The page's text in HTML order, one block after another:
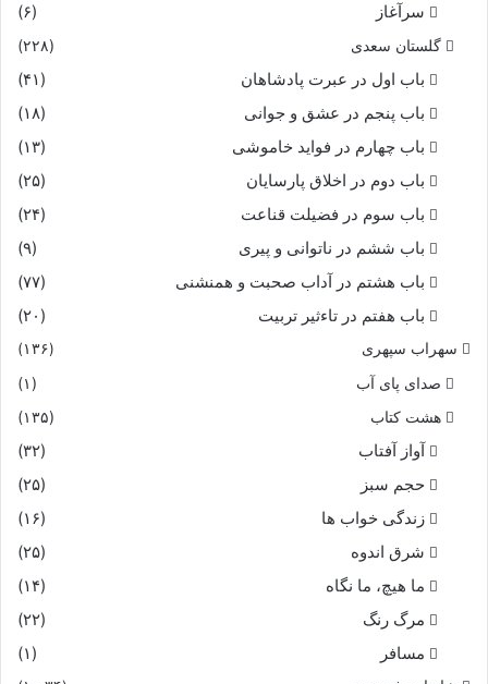
سرآغاز (۶)
گلستان سعدی (۲۲۸)
باب اول در عبرت پادشاهان
(۴۱)
باب پنجم در عشق و جوانى
(۱۸)
باب چهارم در فواید خاموشى
(۱۳)
باب دوم در اخلاق پارسایان
(۲۵)
باب سوم در فضیلت قناعت
(۲۴)
باب ششم در ناتوانى و پیرى
(۹)
باب هشتم در آداب صحبت و همنشنى
(۷۷)
باب هفتم در تاءثیر تربیت
(۲۰)
سهراب سپهری (۱۳۶)
صدای پای آب
(۱)
هشت کتاب
(۱۳۵)
آواز آفتاب
(۳۲)
حجم سبز
(۲۵)
زندگی خواب ها
(۱۶)
شرق اندوه
(۲۵)
ما هیچ، ما نگاه
(۱۴)
مرگ رنگ
(۲۲)
مسافر
(۱)